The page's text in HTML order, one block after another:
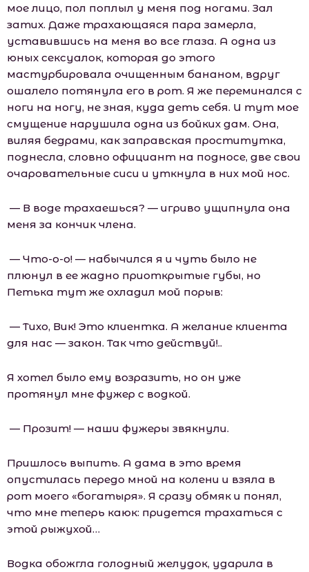
мое лицо, пол поплыл у меня под ногами. Зал
затих. Даже трахающаяся пара замерла,
уставившись на меня во все глаза. А одна из
юных сексуалок, которая до этого
мастурбировала очищенным бананом, вдруг
ошалело потянула его в рот. Я же переминался с
ноги на ногу, не зная, куда деть себя. И тут мое
смущение нарушила одна из бойких дам. Она,
виляя бедрами, как заправская проститутка,
поднесла, словно официант на подносе, две свои
очаровательные сиси и уткнула в них мой нос.
— В воде трахаешься? — игриво ущипнула она
меня за кончик члена.
— Что-о-о! — набычился я и чуть было не
плюнул в ее жадно приоткрытые губы, но
Петька тут же охладил мой порыв:
— Тихо, Вик! Это клиентка. А желание клиента
для нас — закон. Так что действуй!..
Я хотел было ему возразить, но он уже
протянул мне фужер с водкой.
— Прозит! — наши фужеры звякнули.
Пришлось выпить. А дама в это время
опустилась передо мной на колени и взяла в
рот моего «богатыря». Я сразу обмяк и понял,
что мне теперь каюк: придется трахаться с
этой рыжухой…
Водка обожгла голодный желудок, ударила в